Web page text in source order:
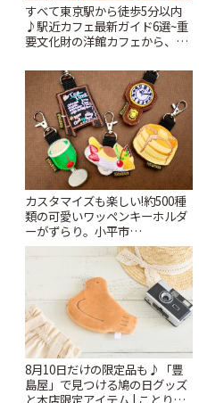
すべて東京駅から徒歩5分以内
♪駅近カフェ最新ガイド6選~重
要文化財の洋館カフェから、改
りっぷ
カスタマイズも楽しい!約500種
類の可愛いワッペンキーホルダ
ーがずらり。小平市
「Kimamaya T&K」 | ことりっ
8月10日だけの限定品も♪「豊
島屋」で見つける鳩の日グッズ
と本店限定アイテム | ことりっ